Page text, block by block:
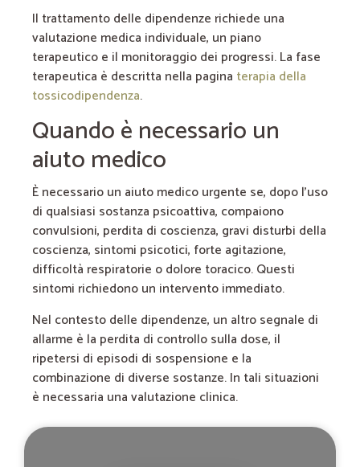
Il trattamento delle dipendenze richiede una
valutazione medica individuale, un piano
terapeutico e il monitoraggio dei progressi. La fase
terapeutica è descritta nella pagina terapia della
tossicodipendenza.
Quando è necessario un
aiuto medico
È necessario un aiuto medico urgente se, dopo l’uso
di qualsiasi sostanza psicoattiva, compaiono
convulsioni, perdita di coscienza, gravi disturbi della
coscienza, sintomi psicotici, forte agitazione,
difficoltà respiratorie o dolore toracico. Questi
sintomi richiedono un intervento immediato.
Nel contesto delle dipendenze, un altro segnale di
allarme è la perdita di controllo sulla dose, il
ripetersi di episodi di sospensione e la
combinazione di diverse sostanze. In tali situazioni
è necessaria una valutazione clinica.